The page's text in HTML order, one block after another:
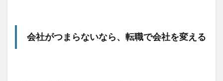
会社がつまらないなら、転職で会社を変える